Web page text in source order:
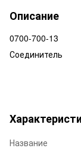
Описание
0700-700-13
Соединитель
Название